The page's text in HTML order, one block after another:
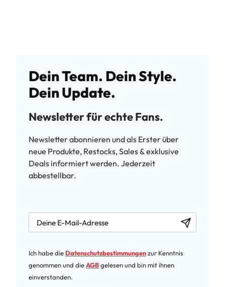
Dein Team. Dein Style.
Dein Update.
Newsletter für echte Fans.
Newsletter abonnieren und als Erster über
neue Produkte, Restocks, Sales & exklusive
Deals informiert werden. Jederzeit
abbestellbar.
newsletter.labelEmail
Ich habe die Datenschutzbestimmungenzur Kenntnis
genommen und dieAGBgelesen und bin mit ihnen
einverstanden.